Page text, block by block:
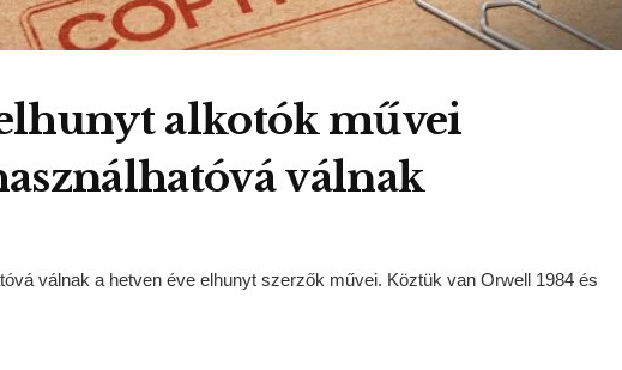
alkotók művei
válnak
válnak a hetven éve elhunyt szerzők művei. Köztük van Orwell 1984 és